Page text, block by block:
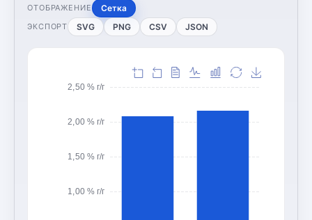
ОТОБРАЖЕНИЕ Сетка
ЭКСПОРТ SVG PNG CSV JSON
1,00 % г/г
1,50 % г/г
2,00 % г/г
2,50 % г/г